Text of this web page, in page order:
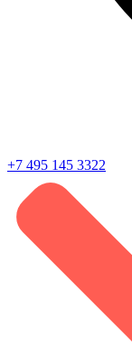
+7 495 145 3322